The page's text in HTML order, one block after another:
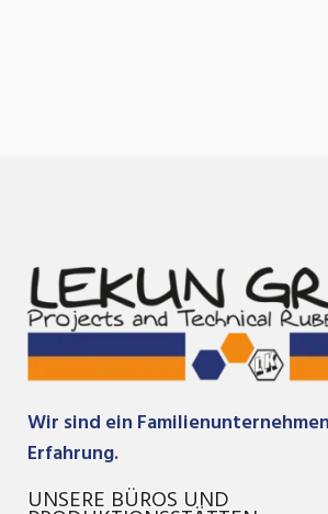
Wir sind ein
Erfahrung.
UNSERE BÜROS UND